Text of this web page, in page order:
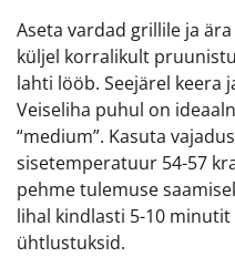
Aseta vardad grillile ja
küljel korralikult
lahti lööb. Seejärel keera
Veiseliha puhul on
“medium”. Kasuta
sisetemperatuur 54-57
pehme tulemuse
lihal kindlasti 5-10
ühtlustuksid.